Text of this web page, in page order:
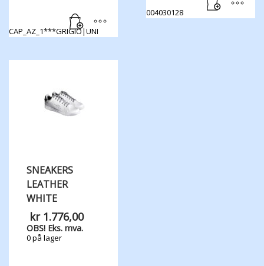
CAP_AZ_1***GRIGIO|UNI
004030128
SNEAKERS
LEATHER
WHITE
kr1.776,00
OBS! Eks. mva.
0 på lager